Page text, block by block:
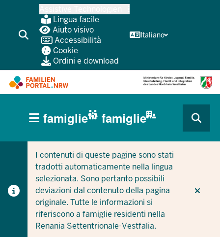
contenuto
principale
Lingua facile
Aiuto visivo
Accessibilità
Cookie
Ordini e download
Italiano
CURRENT SECTION PER LE AZIENDE/COMUNI
CURRENT SECTION PER LE FAMIGLIE
HAUPTNAVIGATION
(BÜRGERBEREICH
famiglie famiglie
I contenuti di queste pagine sono stati
tradotti automaticamente nella lingua
selezionata. Sono pertanto possibili
deviazioni dal contenuto della pagina
originale. Tutte le informazioni si
riferiscono a famiglie residenti nella
Renania Settentrionale-Vestfalia.